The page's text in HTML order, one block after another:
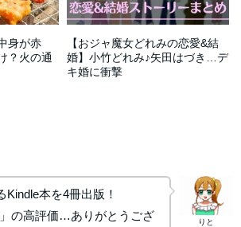
身が赤
？火の通
【おジャ魔女どれみの恋愛&結
婚】小竹どれみ♪矢田はづき…デ
キ婚に衝撃
りと
本を4冊出版！
の高評価…ありがとうござ